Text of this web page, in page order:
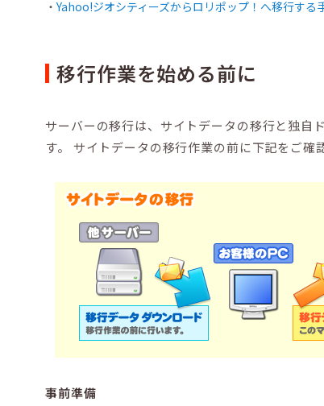
Yahoo!ジオシティーズからロリポップ！へ移行する
移行作業を始める前に
サーバーの移行は、サイトデータの移行と独自
す。 サイトデータの移行作業の前に下記をご確
事前準備